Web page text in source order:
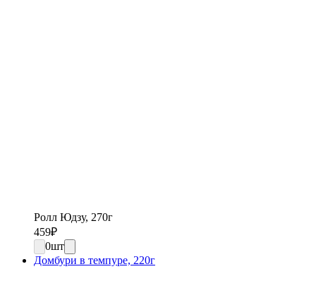
Ролл Юдзу, 270г
459₽
0шт
Домбури в темпуре, 220г